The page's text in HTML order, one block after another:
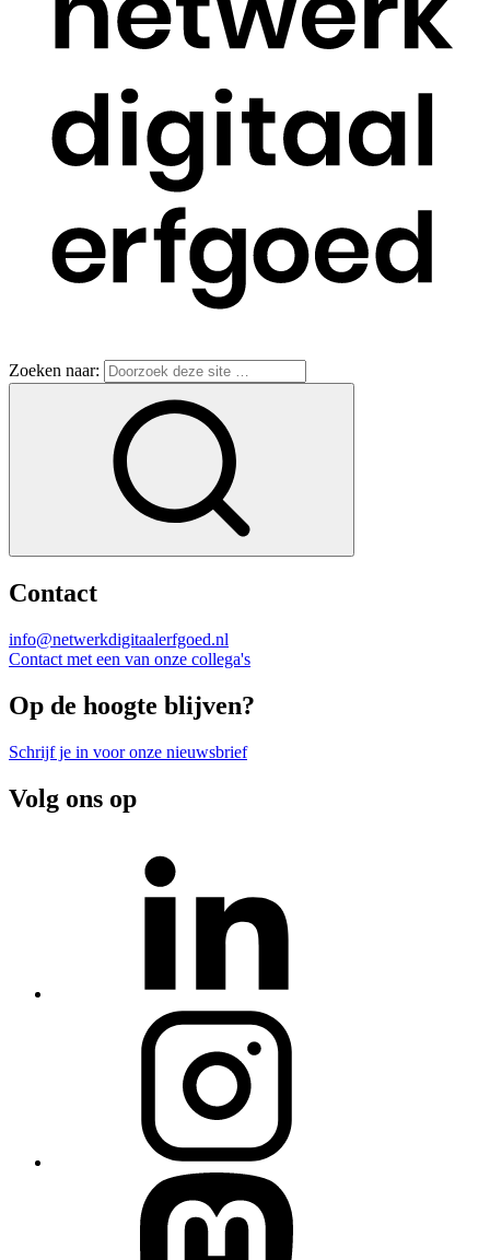
Zoeken naar:
Contact
info@netwerkdigitaalerfgoed.nl
Contact met een van onze collega's
Op de hoogte blijven?
Schrijf je in voor onze nieuwsbrief
Volg ons op